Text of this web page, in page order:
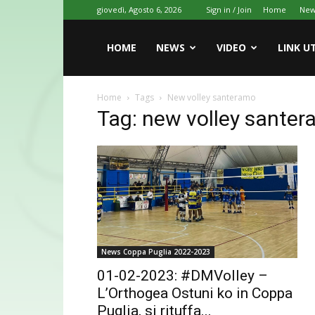
giovedì, Agosto 6, 2026 Sign in / Join Home
HOME NEWS VIDEO LINK
Home Tags New volley santeramo
Tag: new volley
News Coppa Puglia 2022-2023
01-02-2023: #DMVolley –
L’Orthogea Ostuni ko in Coppa
Puglia, si rituffa...